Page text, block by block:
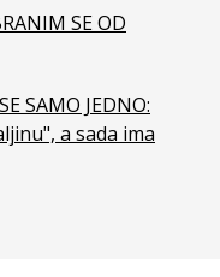
SE OD
SAMO JEDNO:
a sada ima